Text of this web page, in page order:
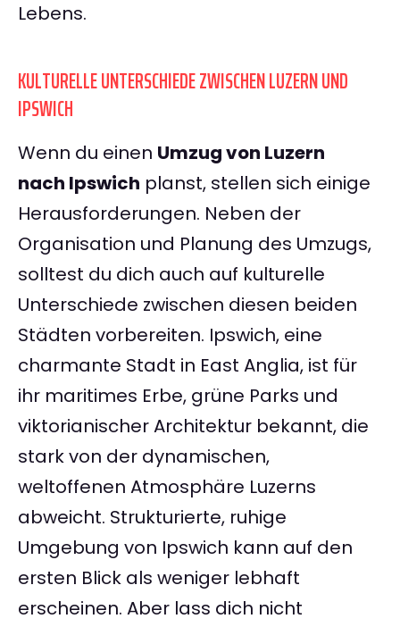
Lebens.
KULTURELLE UNTERSCHIEDE ZWISCHEN LUZERN UND
IPSWICH
Wenn du einen Umzug von Luzern
nach Ipswich planst, stellen sich einige
Herausforderungen. Neben der
Organisation und Planung des Umzugs,
solltest du dich auch auf kulturelle
Unterschiede zwischen diesen beiden
Städten vorbereiten. Ipswich, eine
charmante Stadt in East Anglia, ist für
ihr maritimes Erbe, grüne Parks und
viktorianischer Architektur bekannt, die
stark von der dynamischen,
weltoffenen Atmosphäre Luzerns
abweicht. Strukturierte, ruhige
Umgebung von Ipswich kann auf den
ersten Blick als weniger lebhaft
erscheinen. Aber lass dich nicht